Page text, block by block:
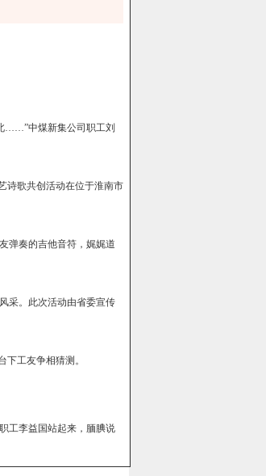
……”中煤新集公司职工刘
诗歌共创活动在位于淮南市
弹奏的吉他音符，娓娓道
采。此次活动由省委宣传
工友争相猜测。
工李益国站起来，腼腆说